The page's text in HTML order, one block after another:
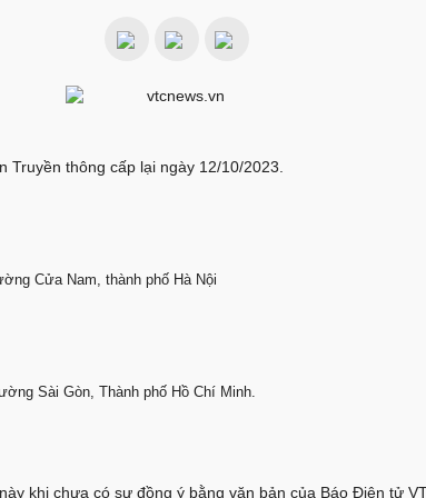
Truyền thông cấp lại ngày 12/10/2023.
Cửa Nam, thành phố Hà Nội
Sài Gòn, Thành phố Hồ Chí Minh.
khi chưa có sự đồng ý bằng văn bản của Báo Điện tử